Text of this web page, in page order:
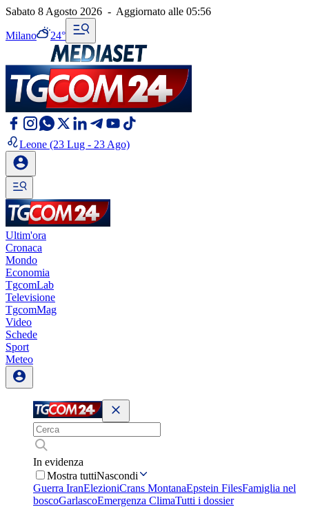
Sabato 8 Agosto 2026 - Aggiornato alle 05:56
Milano 24°
Leone (23 Lug - 23 Ago)
Ultim'ora
Cronaca
Mondo
Economia
TgcomLab
Televisione
TgcomMag
Video
Schede
Sport
Meteo
In evidenza
Mostra tuttiNascondi
Guerra IranElezioniCrans MontanaEpstein FilesFamiglia nel
boscoGarlascoEmergenza ClimaTutti i dossier